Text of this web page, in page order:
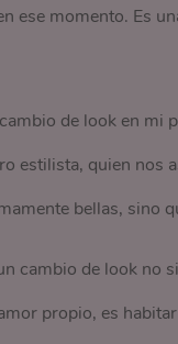
ese momento. Es
de look en mi
estilista, quien nos
bellas, sino
cambio de look no
propio, es